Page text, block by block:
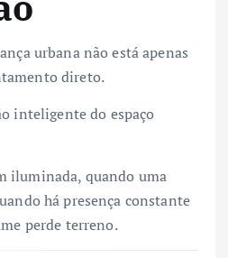
urbana não está apenas
direto.
inteligente do espaço
iluminada, quando uma
há presença constante
perde terreno.